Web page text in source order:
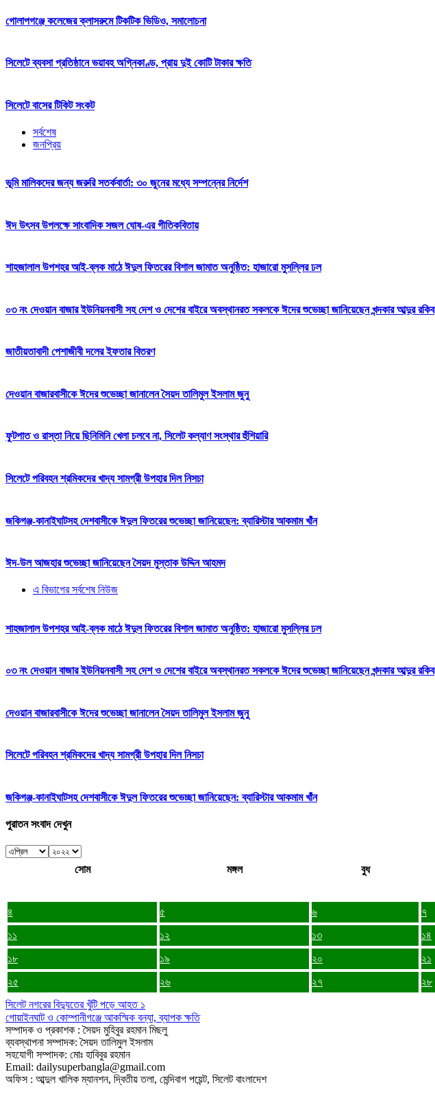
গোলাপগঞ্জে কলেজের ক্লাসরুমে টিকটিক ভিডিও, সমালোচনা
সিলেটে ব্যবসা প্রতিষ্ঠানে ভয়াবহ অগ্নিকাণ্ড, প্রায় দুই কোটি টাকার ক্ষতি
সিলেটে বাসের টিকিট সংকট
সর্বশেষ
জনপ্রিয়
ভূমি মালিকদের জন্য জরুরি সতর্কবার্তা: ৩০ জুনের মধ্যে সম্পন্নের নির্দেশ
ঈদ উৎসব উপলক্ষে সাংবাদিক সজল ঘোষ-এর গীতিকবিতায়
শাহজালাল উপশহর আই-ব্লক মাঠে ঈদুল ফিতরের বিশাল জামাত অনুষ্ঠিত: হাজারো মুসল্লির ঢল
০৩ নং দেওয়ান বাজার ইউনিয়নবাসী সহ দেশ ও দেশের বাইরে অবস্থানরত সকলকে ঈদের শুভেচ্ছা জানিয়েছেন খন্দকার আব্দুর রকিব
জাতীয়তাবাদী পেশাজীবী দলের ইফতার বিতরণ
দেওয়ান বাজারবাসীকে ঈদের শুভেচ্ছা জানালেন সৈয়দ তালিমুল ইসলাম জুনু
ফুটপাত ও রাস্তা নিয়ে ছিনিমিনি খেলা চলবে না, সিলেট কল্যাণ সংস্থার হুঁশিয়ারি
সিলেটে পরিবহন শ্রমিকদের খাদ্য সামগ্রী উপহার দিল নিসচা
জকিগঞ্জ-কানাইঘাটসহ দেশবাসীকে ঈদুল ফিতরের শুভেচ্ছা জানিয়েছেন: ব্যারিস্টার আকমাম খাঁন
ঈদ-উল আজহার শুভেচ্ছা জানিয়েছেন সৈয়দ মুস্তাক উদ্দিন আহমদ
এ বিভাগের সর্বশেষ নিউজ
শাহজালাল উপশহর আই-ব্লক মাঠে ঈদুল ফিতরের বিশাল জামাত অনুষ্ঠিত: হাজারো মুসল্লির ঢল
০৩ নং দেওয়ান বাজার ইউনিয়নবাসী সহ দেশ ও দেশের বাইরে অবস্থানরত সকলকে ঈদের শুভেচ্ছা জানিয়েছেন খন্দকার আব্দুর রকিব
দেওয়ান বাজারবাসীকে ঈদের শুভেচ্ছা জানালেন সৈয়দ তালিমুল ইসলাম জুনু
সিলেটে পরিবহন শ্রমিকদের খাদ্য সামগ্রী উপহার দিল নিসচা
জকিগঞ্জ-কানাইঘাটসহ দেশবাসীকে ঈদুল ফিতরের শুভেচ্ছা জানিয়েছেন: ব্যারিস্টার আকমাম খাঁন
পুরাতন সংবাদ দেখুন
সোম মঙ্গল বুধ
৪
৫ ৬ ৭
১১
১২ ১৩ ১৪
১৮
১৯ ২০ ২১
২৫
২৬ ২৭ ২৮
সিলেট নগরের বিদ্যুতের খুঁটি পড়ে আহত ১
গোয়াইনঘাট ও কোম্পানীগঞ্জে আকস্মিক বন্যা, ব্যাপক ক্ষতি
সম্পাদক ও প্রকাশক : সৈয়দ মুহিবুর রহমান মিছলু
ব্যবস্থাপনা সম্পাদক: সৈয়দ তালিমুল ইসলাম
সহযোগী সম্পাদক: মোঃ হাবিবুর রহমান
Email: dailysuperbangla@gmail.com
অফিস : আব্দুল খালিক ম্যানশন, দ্বিতীয় তলা, মেন্দিবাগ পয়েন্ট, সিলেট বাংলাদেশ